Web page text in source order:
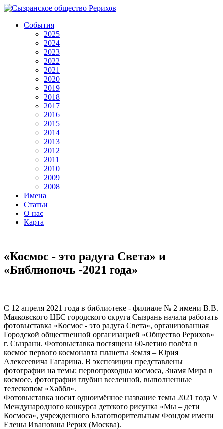
События
2025
2024
2023
2022
2021
2020
2019
2018
2017
2016
2015
2014
2013
2012
2011
2010
2009
2008
Имена
Статьи
О нас
Карта
«Космос - это радуга Света» и
«Библионочь -2021 года»
C 12 апреля 2021 года в библиотеке - филиале № 2 имени В.В.
Маяковского ЦБС городского округа Сызрань начала работать
фотовыставка «Космос - это радуга Света», организованная
Городской общественной организацией «Общество Рерихов»
г. Сызрани. Фотовыставка посвящена 60-летию полёта в
космос первого космонавта планеты Земля – Юрия
Алексеевича Гагарина. В экспозиции представлены
фотографии на темы: первопроходцы космоса, Знамя Мира в
космосе, фотографии глубин вселенной, выполненные
телескопом «Хаббл».
Фотовыставка носит одноимённое название темы 2021 года V
Международного конкурса детского рисунка «Мы – дети
Космоса», учрежденного Благотворительным Фондом имени
Елены Ивановны Рерих (Москва).